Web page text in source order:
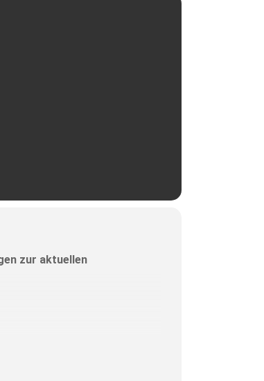
zur aktuellen